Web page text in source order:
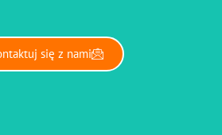
się z nami